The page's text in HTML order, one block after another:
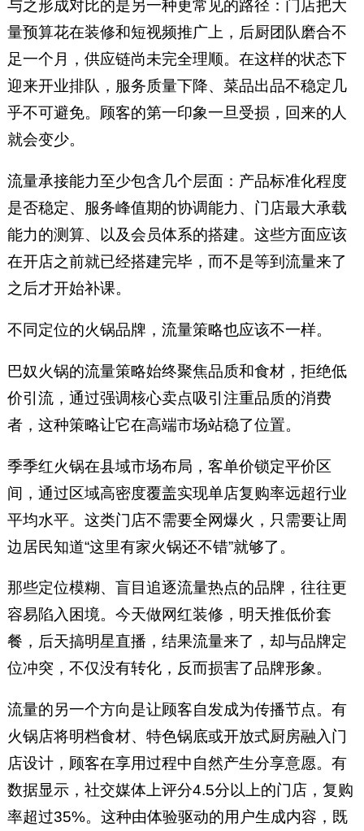
与之形成对比的是另一种更常见的路径：门店把大
量预算花在装修和短视频推广上，后厨团队磨合不
足一个月，供应链尚未完全理顺。在这样的状态下
迎来开业排队，服务质量下降、菜品出品不稳定几
乎不可避免。顾客的第一印象一旦受损，回来的人
就会变少。
流量承接能力至少包含几个层面：产品标准化程度
是否稳定、服务峰值期的协调能力、门店最大承载
能力的测算、以及会员体系的搭建。这些方面应该
在开店之前就已经搭建完毕，而不是等到流量来了
之后才开始补课。
不同定位的火锅品牌，流量策略也应该不一样。
巴奴火锅的流量策略始终聚焦品质和食材，拒绝低
价引流，通过强调核心卖点吸引注重品质的消费
者，这种策略让它在高端市场站稳了位置。
季季红火锅在县域市场布局，客单价锁定平价区
间，通过区域高密度覆盖实现单店复购率远超行业
平均水平。这类门店不需要全网爆火，只需要让周
边居民知道“这里有家火锅还不错”就够了。
那些定位模糊、盲目追逐流量热点的品牌，往往更
容易陷入困境。今天做网红装修，明天推低价套
餐，后天搞明星直播，结果流量来了，却与品牌定
位冲突，不仅没有转化，反而损害了品牌形象。
流量的另一个方向是让顾客自发成为传播节点。有
火锅店将明档食材、特色锅底或开放式厨房融入门
店设计，顾客在享用过程中自然产生分享意愿。有
数据显示，社交媒体上评分4.5分以上的门店，复购
率超过35%。这种由体验驱动的用户生成内容，既